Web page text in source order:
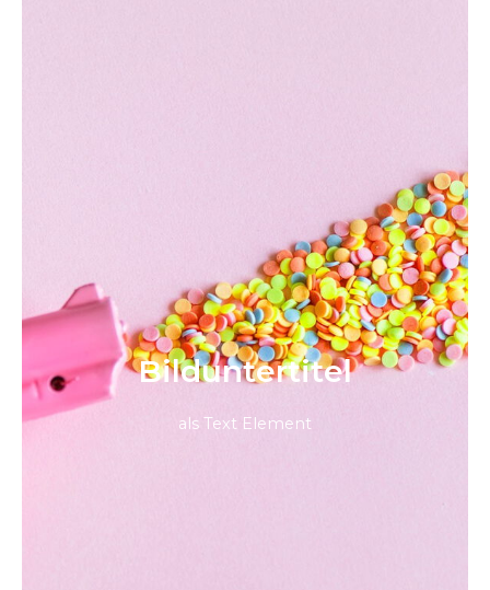
Bild­unter­titel
als Text Element